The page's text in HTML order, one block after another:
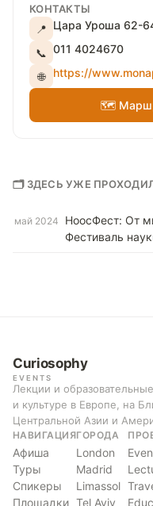
КОНТАКТЫ
📍 Цара Уроша 62-
📞 011 4024670
🌐 https://
🗺
🗂 ЗДЕСЬ УЖЕ
май 2024
НоосФест: От
Фестиваль
Curiosophy
EVENTS
Лекции и
и культуре в Европе, на
Центральной Азии и
НАВИГАЦИЯ
Афиша
Туры
Спикеры
Площадки
ГОРОДА
London
Madrid
Limassol
Tel Aviv